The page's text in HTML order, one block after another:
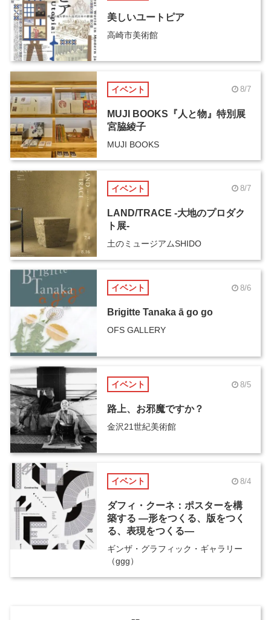
美しいユートピア
高崎市美術館
イベント 8/7
MUJI BOOKS『人と物』特別展
宮脇綾子
MUJI BOOKS
イベント 8/7
LAND/TRACE -大地のプロダク
ト展-
土のミュージアムSHIDO
イベント 8/6
Brigitte Tanaka ā go go
OFS GALLERY
イベント 8/5
路上、お邪魔ですか？
金沢21世紀美術館
イベント 8/4
ダフィ・クーネ：ポスターを構
築する ―形をつくる、版をつく
る、表現をつくる―
ギンザ・グラフィック・ギャラリー
（ggg）